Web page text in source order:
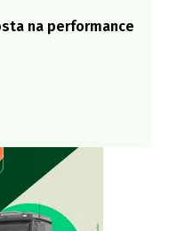
na performance